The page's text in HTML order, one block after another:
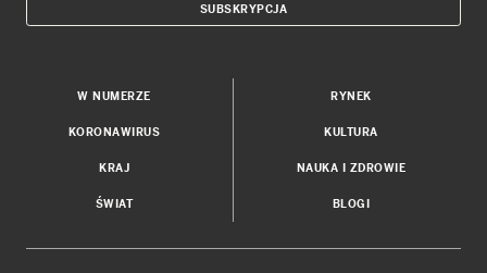
SUBSKRYPCJA
W NUMERZE
KORONAWIRUS
KRAJ
ŚWIAT
RYNEK
KULTURA
NAUKA I ZDROWIE
BLOGI